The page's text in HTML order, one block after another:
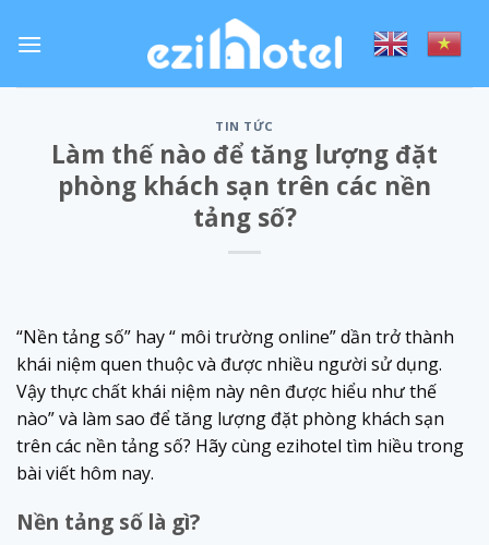
TIN TỨC
Làm thế nào để tăng lượng đặt
phòng khách sạn trên các nền
tảng số?
“Nền tảng số” hay “ môi trường online” dần trở thành
khái niệm quen thuộc và được nhiều người sử dụng.
Vậy thực chất khái niệm này nên được hiểu như thế
nào” và làm sao để tăng lượng đặt phòng khách sạn
trên các nền tảng số? Hãy cùng ezihotel tìm hiều trong
bài viết hôm nay.
Nền tảng số là gì?